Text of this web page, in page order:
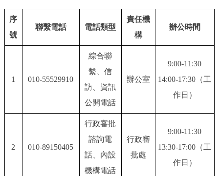
個人服務 法人服務 部門服務
利企服務
陽光政務
序
號
聯繫電話 電話類型
責任機
構
辦公時間
1 010-55529910
綜合聯
繫、信
訪、資訊
公開電話
辦公室
9:00-11:30
14:00-17:30（工
作日）
2 010-89150405
行政審批
諮詢電
話、內設
機構電話
行政審
批處
9:00-11:30
13:30-17:00（工
作日）